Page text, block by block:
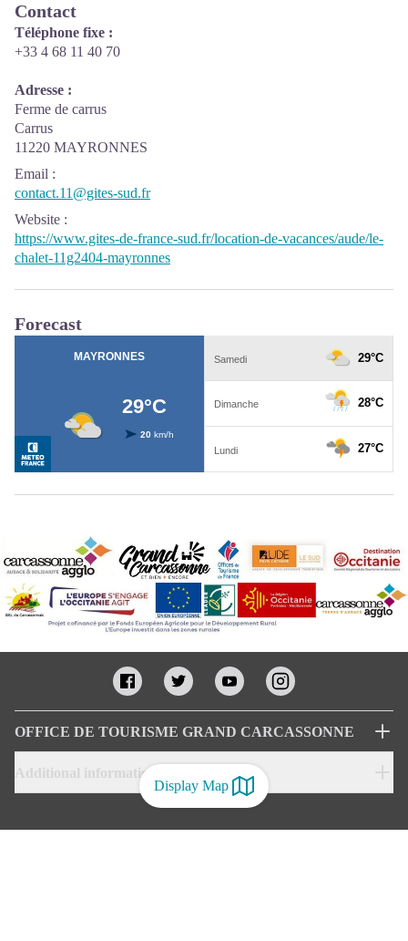
Display Map
Contact
Téléphone fixe :
+33 4 68 11 40 70
Adresse :
Ferme de carrus
Carrus
11220 MAYRONNES
Email :
contact.11@gites-sud.fr
Website :
https://www.gites-de-france-sud.fr/location-de-vacances/aude/le-
chalet-11g2404-mayronnes
Forecast
OFFICE DE TOURISME GRAND CARCASSONNE
Additional informations